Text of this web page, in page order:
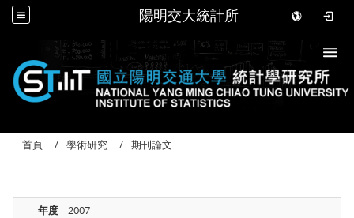
陽明交大統計所
首頁 學術研究 期刊論文
年度
2007